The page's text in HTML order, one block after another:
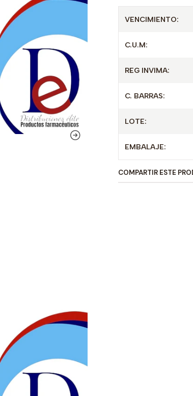
VENCIMIENTO:
C.U.M:
REG INVIMA:
C. BARRAS:
LOTE:
EMBALAJE:
COMPARTIR ESTE